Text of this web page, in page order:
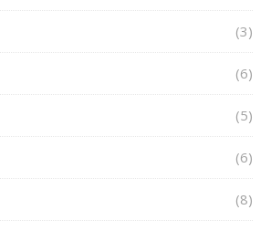
(3)
(6)
(5)
(6)
(8)